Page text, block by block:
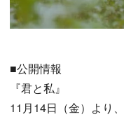
■公開情報
『君と私』
11月14日（金）より